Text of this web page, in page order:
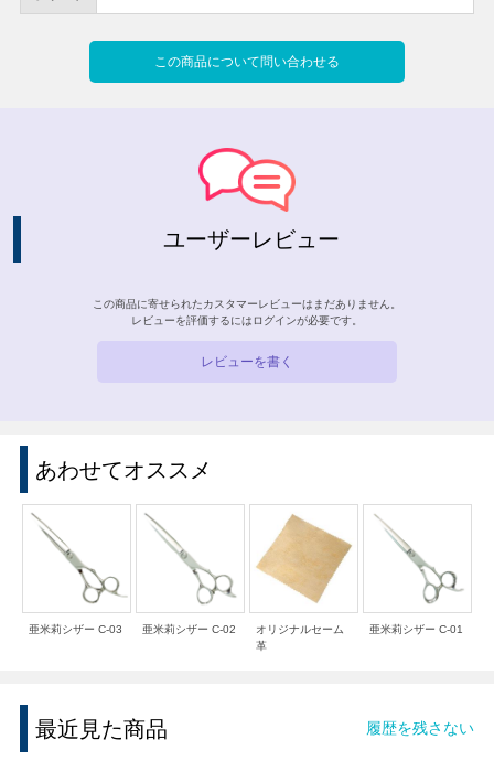
この商品について問い合わせる
ユーザーレビュー
この商品に寄せられたカスタマーレビューはまだありません。
レビューを評価するには ログインが必要です。
レビューを書く
あわせてオススメ
亜米莉シザー C-03 亜米莉シザー C-02
オリジナルセーム
革
亜米莉シザー C-01
最近見た商品 履歴を残さない